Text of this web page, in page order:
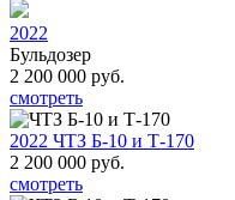
2022
Бульдозер
2 200 000 руб.
смотреть
2022 ЧТЗ Б-10 и Т-170
2 200 000 руб.
смотреть